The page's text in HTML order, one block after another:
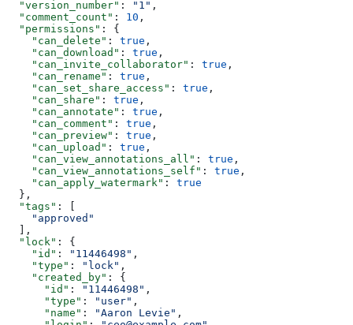
  "version_number"
: "1" ,
  "comment_count"
: 10 ,
  "permissions"
: {
    "can_delete"
: true ,
    "can_download"
: true ,
    "can_invite_collaborator"
: true ,
    "can_rename"
: true ,
    "can_set_share_access"
: true ,
    "can_share"
: true ,
    "can_annotate"
: true ,
    "can_comment"
: true ,
    "can_preview"
: true ,
    "can_upload"
: true ,
    "can_view_annotations_all"
: true ,
    "can_view_annotations_self"
: true ,
    "can_apply_watermark"
: true
  },
  "tags"
: [
    "approved"
  ],
  "lock"
: {
    "id"
: "11446498" ,
    "type"
: "lock" ,
    "created_by"
: {
      "id"
: "11446498" ,
      "type"
: "user" ,
      "name"
: "Aaron Levie" ,